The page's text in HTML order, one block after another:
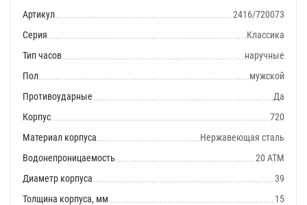
Артикул
2416/720073
Серия
Классика
Тип часов
наручные
Пол
мужской
Противоударные
Да
Корпус
720
Материал корпуса
Нержавеющая сталь
Водонепроницаемость
20 АТМ
Диаметр корпуса
39
Толщина корпуса, мм
15